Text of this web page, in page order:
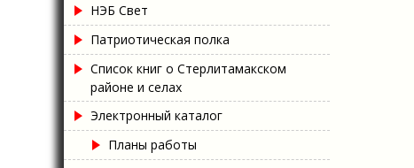
НЭБ Свет
Патриотическая полка
Список книг о Стерлитамакском
районе и селах
Электронный каталог
Планы работы